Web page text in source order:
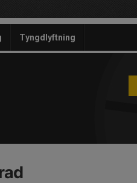
Tyngdlyftning